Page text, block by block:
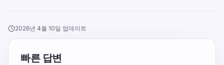
2026년 4월 10일 업데이트
빠른 답변